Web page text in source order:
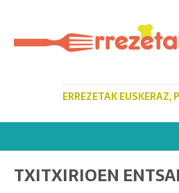
ERREZETAK EUSKERAZ,
TXITXIRIOEN